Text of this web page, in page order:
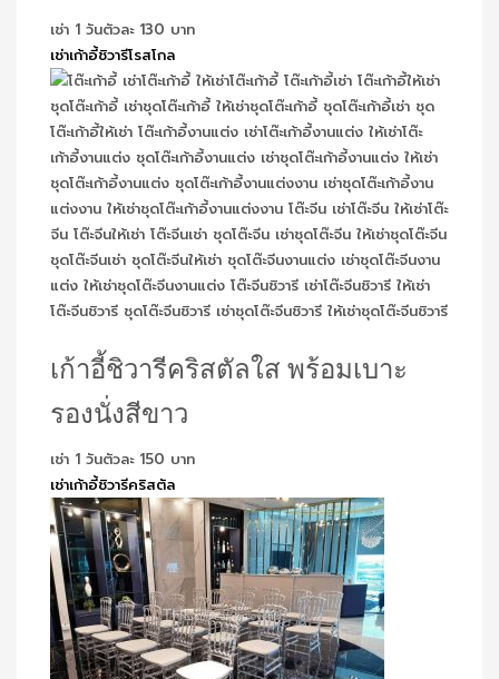
เช่า 1 วันตัวละ 130 บาท
เช่าเก้าอี้ชิวารีโรสโกล
เก้าอี้ชิวารีคริสตัลใส พร้อมเบาะ
รองนั่งสีขาว
เช่า 1 วันตัวละ 150 บาท
เช่าเก้าอี้ชิวารีคริสตัล